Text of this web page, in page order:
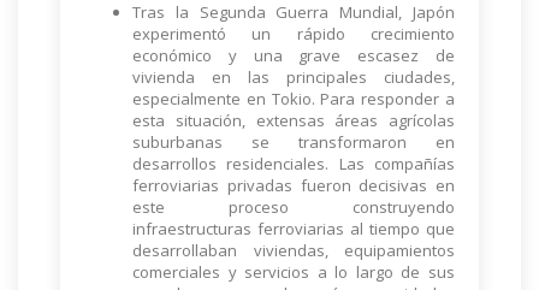
Tras la Segunda Guerra Mundial, Japón
experimentó un rápido crecimiento
económico y una grave escasez de
vivienda en las principales ciudades,
especialmente en Tokio. Para responder a
esta situación, extensas áreas agrícolas
suburbanas se transformaron en
desarrollos residenciales. Las compañías
ferroviarias privadas fueron decisivas en
este proceso construyendo
infraestructuras ferroviarias al tiempo que
desarrollaban viviendas, equipamientos
comerciales y servicios a lo largo de sus